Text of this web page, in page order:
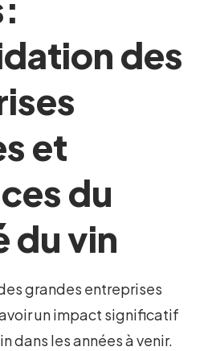
des
et
du
du vin
grandes entreprises
un impact significatif
dans les années à venir.